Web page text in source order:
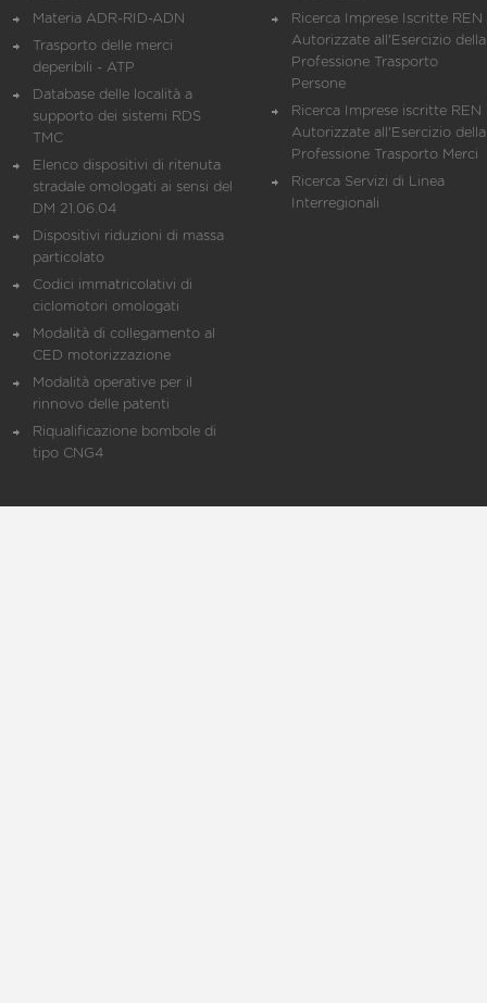
Materia ADR-RID-ADN
Trasporto delle merci
deperibili - ATP
Database delle località a
supporto dei sistemi RDS
TMC
Elenco dispositivi di ritenuta
stradale omologati ai sensi del
DM 21.06.04
Dispositivi riduzioni di massa
particolato
Codici immatricolativi di
ciclomotori omologati
Modalità di collegamento al
CED motorizzazione
Modalità operative per il
rinnovo delle patenti
Riqualificazione bombole di
tipo CNG4
Ricerca Imprese Iscritte REN
Autorizzate all'Esercizio della
Professione Trasporto
Persone
Ricerca Imprese iscritte REN
Autorizzate all'Esercizio della
Professione Trasporto Merci
Ricerca Servizi di Linea
Interregionali